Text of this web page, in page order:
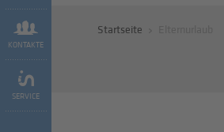
KONTAKTE
SERVICE
Startseite